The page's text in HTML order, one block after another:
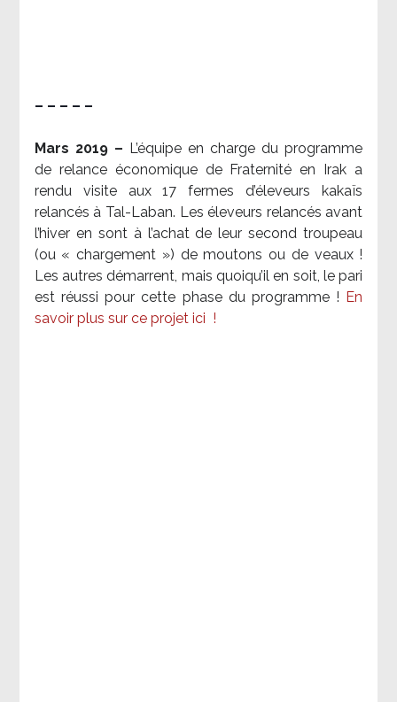
– – – – –
Mars 2019 – L’équipe en charge du programme
de relance économique de Fraternité en Irak a
rendu visite aux 17 fermes d’éleveurs kakaïs
relancés à Tal-Laban. Les éleveurs relancés avant
l’hiver en sont à l’achat de leur second troupeau
(ou « chargement ») de moutons ou de veaux !
Les autres démarrent, mais quoiqu’il en soit, le pari
est réussi pour cette phase du programme ! En
savoir plus sur ce projet ici !